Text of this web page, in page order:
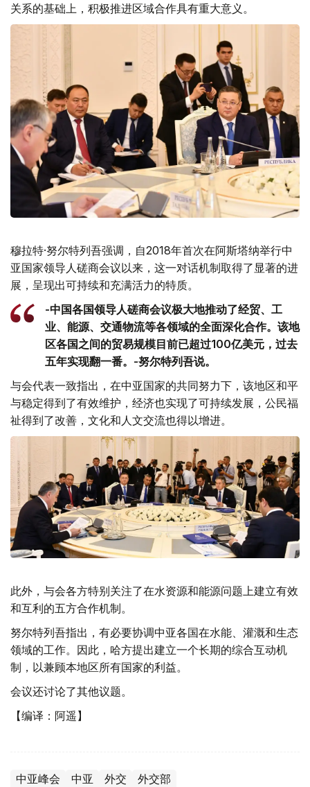
关系的基础上，积极推进区域合作具有重大意义。
穆拉特·努尔特列吾强调，自2018年首次在阿斯塔纳举行中
亚国家领导人磋商会议以来，这一对话机制取得了显著的进
展，呈现出可持续和充满活力的特质。
-中国各国领导人磋商会议极大地推动了经贸、工
业、能源、交通物流等各领域的全面深化合作。该地
区各国之间的贸易规模目前已超过100亿美元，过去
五年实现翻一番。-努尔特列吾说。
与会代表一致指出，在中亚国家的共同努力下，该地区和平
与稳定得到了有效维护，经济也实现了可持续发展，公民福
祉得到了改善，文化和人文交流也得以增进。
此外，与会各方特别关注了在水资源和能源问题上建立有效
和互利的五方合作机制。
努尔特列吾指出，有必要协调中亚各国在水能、灌溉和生态
领域的工作。因此，哈方提出建立一个长期的综合互动机
制，以兼顾本地区所有国家的利益。
会议还讨论了其他议题。
【编译：阿遥】
中亚峰会 中亚 外交 外交部